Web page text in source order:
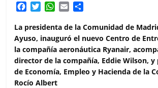
F
c
e
b
o
o
k
T
i
t
t
e
r
W
a
t
s
A
p
p
E
a
i
l
m
p
a
r
t
i
La presidenta de la Comunidad de
Ayuso, inauguró el nuevo Centro de
la compañía aeronáutica Ryanair,
director de la compañía, Eddie Wilson, y
de Economía, Empleo y Hacienda de la
Rocío Albert